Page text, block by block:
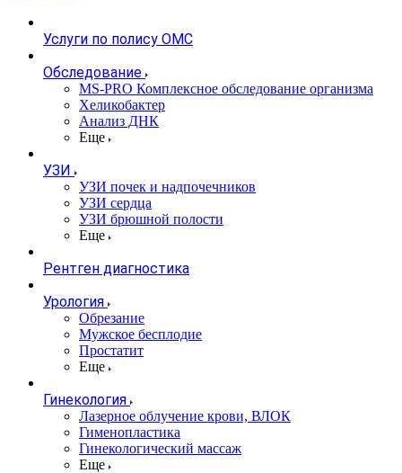
Услуги по полису ОМС
Обследование
MS-PRO Комплексное обследование организма
Хеликобактер
Анализ ДНК
Еще
УЗИ
УЗИ почек и надпочечников
УЗИ сердца
УЗИ брюшной полости
Еще
Рентген диагностика
Урология
Обрезание
Мужское бесплодие
Простатит
Еще
Гинекология
Лазерное облучение крови, ВЛОК
Гименопластика
Гинекологический массаж
Еще